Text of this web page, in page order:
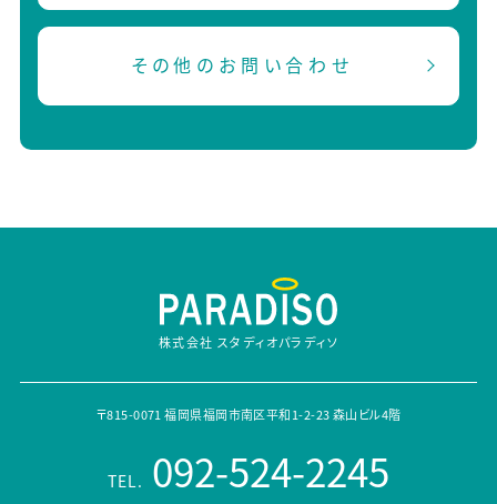
その他のお問い合わせ
株式会社 スタディオパラディソ
〒815-0071 福岡県福岡市南区平和1-2-23 森山ビル4階
TEL. 092-524-2245